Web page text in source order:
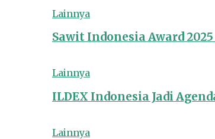
Lainnya
Sawit Indonesia Award
Lainnya
ILDEX Indonesia Jadi
Lainnya